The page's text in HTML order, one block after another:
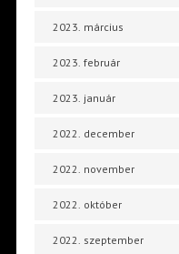
2023. március
2023. február
2023. január
2022. december
2022. november
2022. október
2022. szeptember